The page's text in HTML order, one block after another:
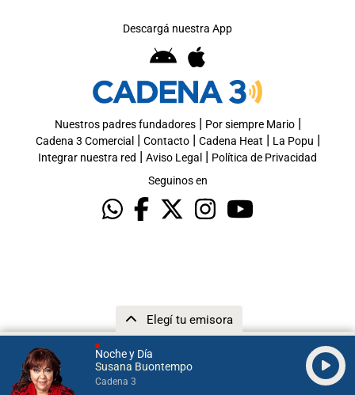
Noche y Día
Susana Buontempo
Cadena 3
Elegí tu emisora
Descargá nuestra App
Nuestros padres fundadores| Por siempre Mario|
Cadena 3 Comercial | Contacto| Cadena Heat | La Popu |
Integrar nuestra red | Aviso Legal | Política de Privacidad
Seguinos en